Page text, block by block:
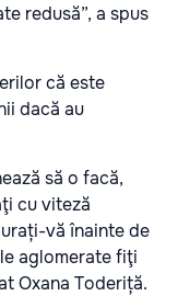
redusă”, a spus
că este
dacă au
să o facă,
cu viteză
vă înainte de
aglomerate fiţi
Oxana Toderiță.